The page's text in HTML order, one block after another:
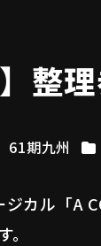
整
ゴリー
61期九州 カ
カル「A